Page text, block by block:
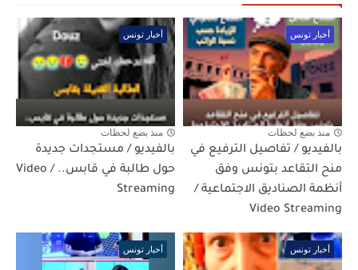
أخبار تونس
منذ بضع لحظات
بالفيديو / تفاصيل الترفيع في
منح التقاعد بتونس وفق
أنظمة الصناديق الاجتماعية /
Video Streaming
أخبار تونس
منذ بضع لحظات
بالفيديو / مستجدات جديدة
حول طالبة في قابس.. / Video
Streaming
أخبار تونس أخبار تونس